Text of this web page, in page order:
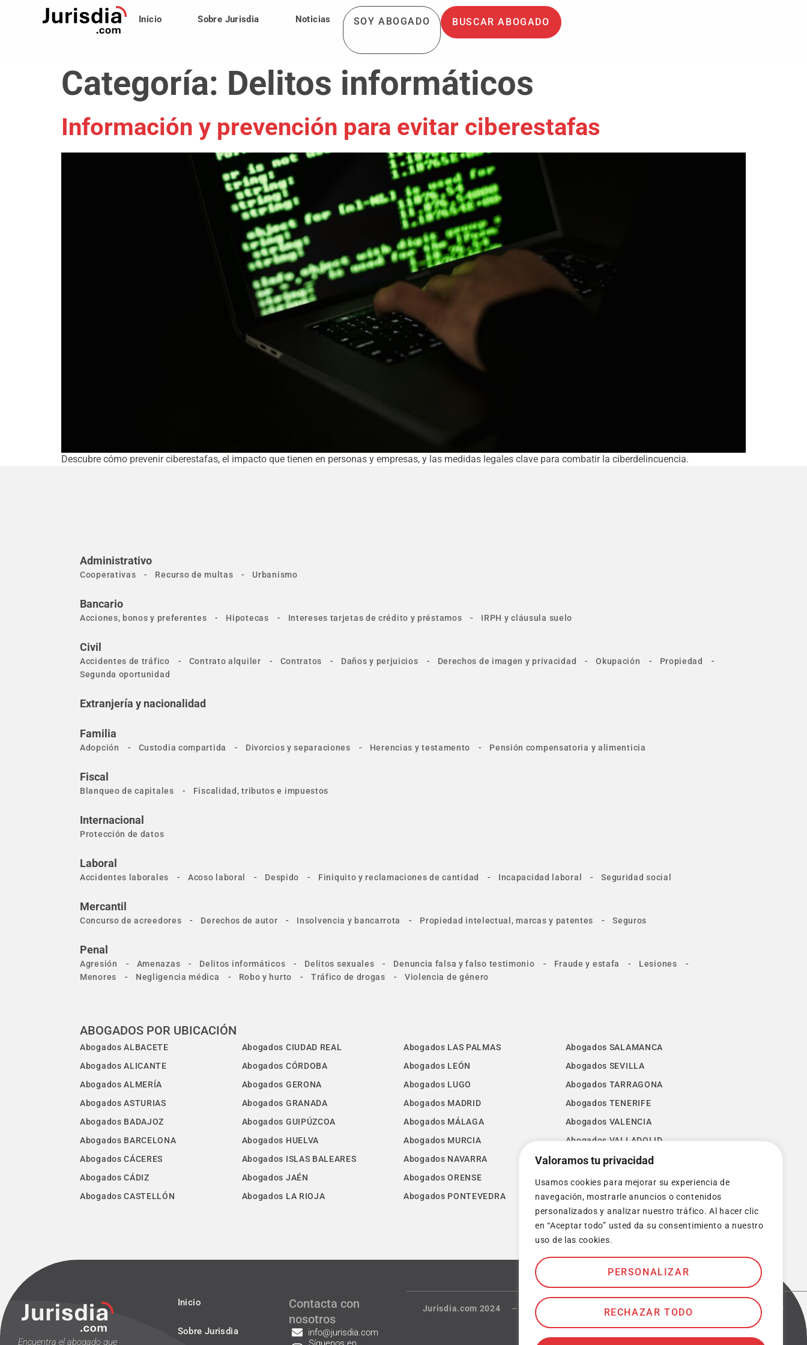
Valoramos tu privacidad
Usamos cookies para mejorar su experiencia de
navegación, mostrarle anuncios o contenidos
personalizados y analizar nuestro tráfico. Al hacer clic
en “Aceptar todo” usted da su consentimiento a nuestro
uso de las cookies.
PERSONALIZAR
RECHAZAR TODO
Inicio Sobre Jurisdia Noticias SOY ABOGADO BUSCAR ABOGADO
Categoría: Delitos informáticos
Información y prevención para evitar ciberestafas
Descubre cómo prevenir ciberestafas, el impacto que tienen en personas y empresas, y las medidas legales clave para combatir la ciberdelincuencia.
Administrativo
Cooperativas - Recurso de multas - Urbanismo
Bancario
Acciones, bonos y preferentes - Hipotecas - Intereses tarjetas de crédito y préstamos - IRPH y cláusula suelo
Civil
Accidentes de tráfico - Contrato alquiler - Contratos - Daños y perjuicios - Derechos de imagen y privacidad - Okupación - Propiedad -
Segunda oportunidad
Extranjería y nacionalidad
Familia
Adopción - Custodia compartida - Divorcios y separaciones - Herencias y testamento - Pensión compensatoria y alimenticia
Fiscal
Blanqueo de capitales - Fiscalidad, tributos e impuestos
Internacional
Protección de datos
Laboral
Accidentes laborales - Acoso laboral - Despido - Finiquito y reclamaciones de cantidad - Incapacidad laboral - Seguridad social
Mercantil
Concurso de acreedores - Derechos de autor - Insolvencia y bancarrota - Propiedad intelectual, marcas y patentes - Seguros
Penal
Agresión - Amenazas - Delitos informáticos - Delitos sexuales - Denuncia falsa y falso testimonio - Fraude y estafa - Lesiones -
Menores - Negligencia médica - Robo y hurto - Tráfico de drogas - Violencia de género
ABOGADOS POR UBICACIÓN
Abogados ALBACETE Abogados CIUDAD REAL Abogados LAS PALMAS
Abogados SALAMANCA
Abogados ALICANTE
Abogados CÓRDOBA Abogados LEÓN
Abogados SEVILLA
Abogados ALMERÍA
Abogados GERONA Abogados LUGO
Abogados TARRAGONA
Abogados ASTURIAS
Abogados GRANADA Abogados MADRID
Abogados TENERIFE
Abogados BADAJOZ
Abogados GUIPÚZCOA Abogados MÁLAGA
Abogados VALENCIA
Abogados BARCELONA
Abogados HUELVA Abogados MURCIA
Abogados VALLADOLID
Abogados CÁCERES
Abogados ISLAS BALEARES Abogados NAVARRA
Abogados VIZCAYA
Abogados CÁDIZ
Abogados JAÉN Abogados ORENSE
Abogados ZAMORA
Abogados CASTELLÓN
Abogados LA RIOJA Abogados PONTEVEDRA Abogados ZARAGOZA
Encuentra el abogado que
Inicio
Sobre Jurisdia
Contacta con
nosotros
info@jurisdia.com
Jurisdia.com 2024 – Términos y condiciones Política de privacidad Cookies
–